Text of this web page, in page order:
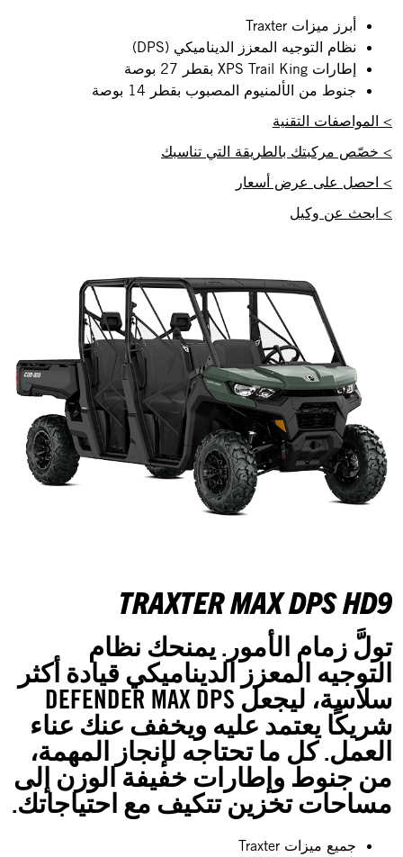
أبرز ميزات Traxter
نظام التوجيه المعزز الديناميكي (DPS)
إطارات XPS Trail King بقطر 27 بوصة
جنوط من الألمنيوم المصبوب بقطر 14 بوصة
> المواصفات التقنية
> خصّص مركبتك بالطريقة التي تناسبك
> احصل على عرض أسعار
> ابحث عن وكيل
TRAXTER MAX DPS HD9
تولَّ زمام الأمور. يمنحك نظام
التوجيه المعزز الديناميكي قيادة أكثر
سلاسة، ليجعل DEFENDER MAX DPS
شريكًا يعتمد عليه ويخفف عنك عناء
العمل. كل ما تحتاجه لإنجاز المهمة،
من جنوط وإطارات خفيفة الوزن إلى
مساحات تخزين تتكيف مع احتياجاتك.
جميع ميزات Traxter